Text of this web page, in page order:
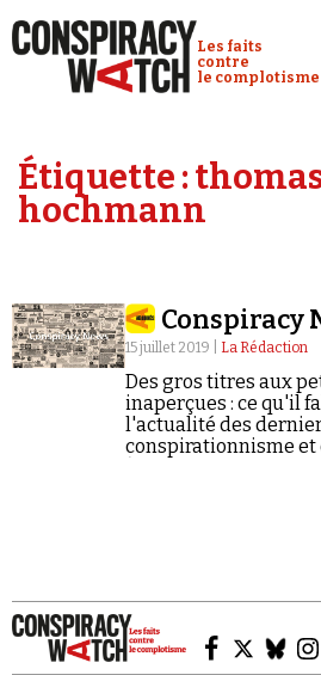
Conspiracy
Les faits
contre
le complotisme
Analyses
Émissions
Revues de
Étiquette :
hochmann
Conspiracy
15 juillet 2019 | La Rédaction
Des gros titres aux
inaperçues : ce qu'il
l'actualité des
conspirationnisme